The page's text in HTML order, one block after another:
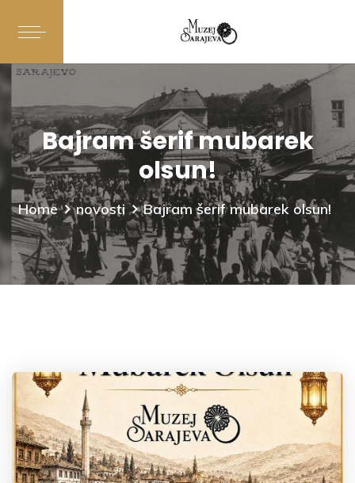
Bajram šerif mubarek
olsun!
Home novosti Bajram šerif mubarek olsun!